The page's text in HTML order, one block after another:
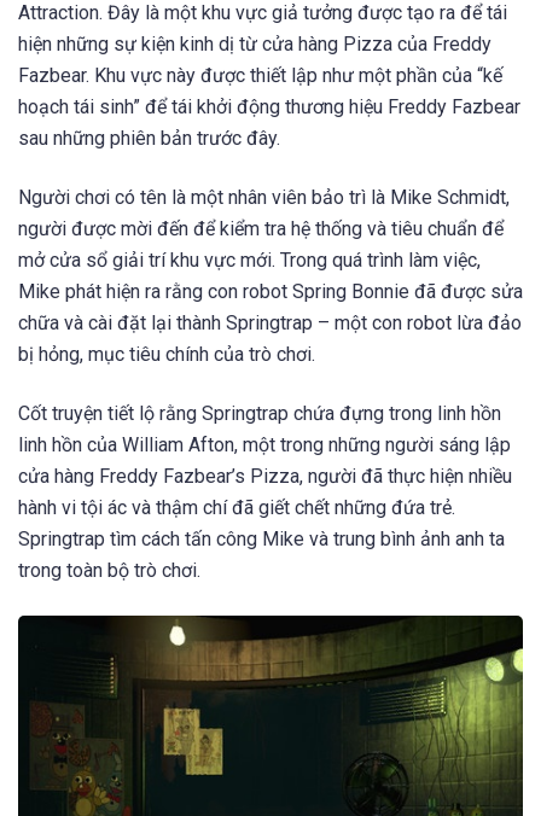
Attraction. Đây là một khu vực giả tưởng được tạo ra để tái
hiện những sự kiện kinh dị từ cửa hàng Pizza của Freddy
Fazbear. Khu vực này được thiết lập như một phần của “kế
hoạch tái sinh” để tái khởi động thương hiệu Freddy Fazbear
sau những phiên bản trước đây.
Người chơi có tên là một nhân viên bảo trì là Mike Schmidt,
người được mời đến để kiểm tra hệ thống và tiêu chuẩn để
mở cửa sổ giải trí khu vực mới. Trong quá trình làm việc,
Mike phát hiện ra rằng con robot Spring Bonnie đã được sửa
chữa và cài đặt lại thành Springtrap – một con robot lừa đảo
bị hỏng, mục tiêu chính của trò chơi.
Cốt truyện tiết lộ rằng Springtrap chứa đựng trong linh hồn
linh hồn của William Afton, một trong những người sáng lập
cửa hàng Freddy Fazbear’s Pizza, người đã thực hiện nhiều
hành vi tội ác và thậm chí đã giết chết những đứa trẻ.
Springtrap tìm cách tấn công Mike và trung bình ảnh anh ta
trong toàn bộ trò chơi.